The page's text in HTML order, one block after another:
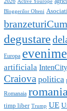
Active Yourope
Bloggerilor Olteni
degustare
Europa
artificiala IntenCity
Craiova politica
Romanaia romania
timp liber Trump UE